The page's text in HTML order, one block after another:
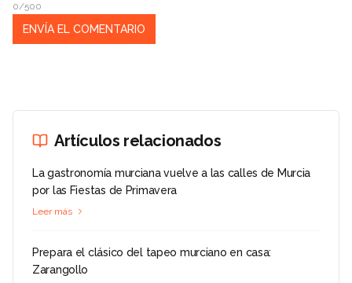
0/500
Artículos relacionados
La gastronomía murciana vuelve a las calles de Murcia
por las Fiestas de Primavera
Leer más
Prepara el clásico del tapeo murciano en casa:
Zarangollo